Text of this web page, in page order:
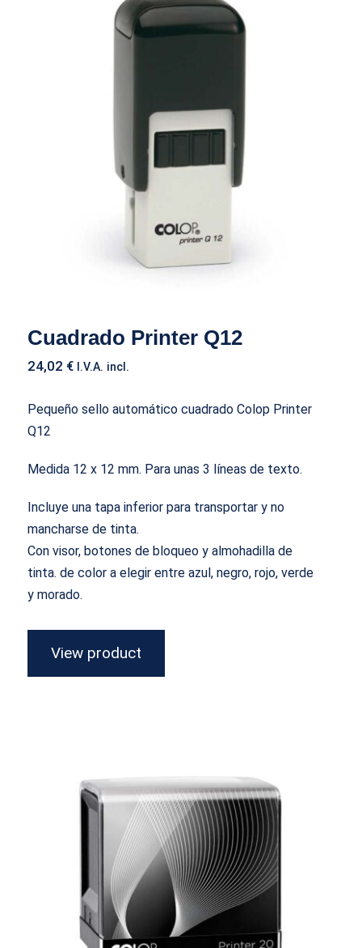
Cuadrado Printer Q12
Cuadrado Printer Q12
24,02 € I.V.A. incl.
Pequeño sello automático cuadrado Colop Printer
Q12
Medida 12 x 12 mm. Para unas 3 líneas de texto.
Incluye una tapa inferior para transportar y no
mancharse de tinta.
Con visor, botones de bloqueo y almohadilla de
tinta. de color a elegir entre azul, negro, rojo, verde
y morado.
View product
Estándard Printer 20